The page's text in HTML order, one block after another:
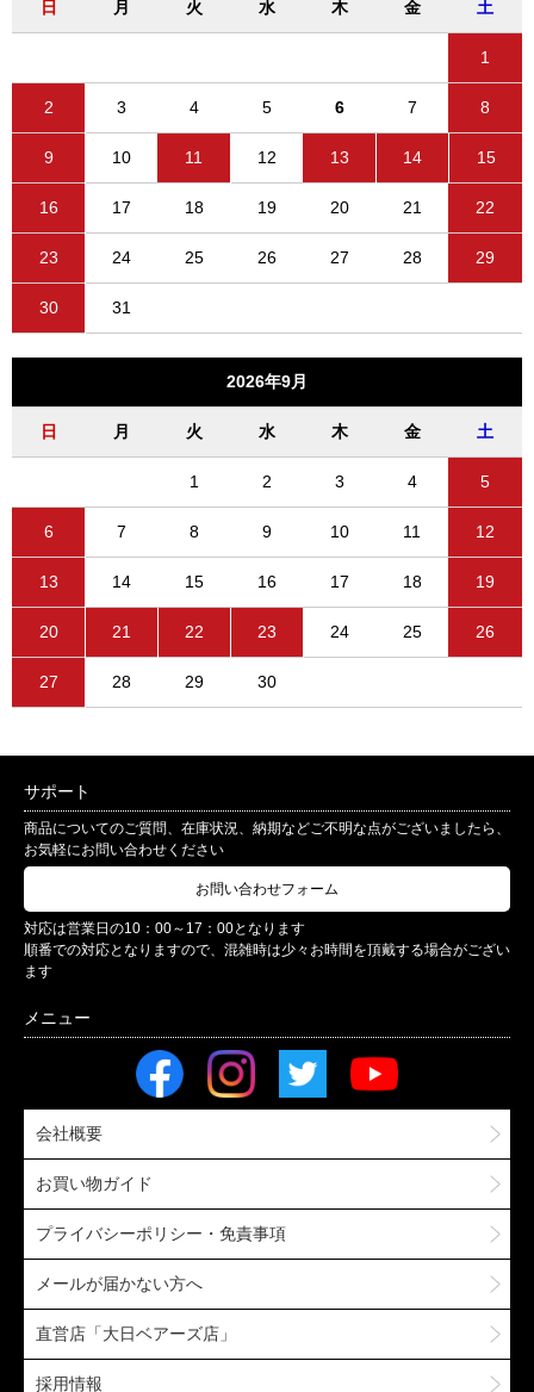
日 月 火 水 木 金 土
1
2 3 4 5 6 7 8
9 10 11 12 13 14 15
16 17 18 19 20 21 22
23 24 25 26 27 28 29
30 31
2026年9月
日 月 火 水 木 金 土
1 2 3 4 5
6 7 8 9 10 11 12
13 14 15 16 17 18 19
20 21 22 23 24 25 26
27 28 29 30
サポート
商品についてのご質問、在庫状況、納期などご不明な点がございましたら、
お気軽にお問い合わせください
お問い合わせフォーム
対応は営業日の10：00～17：00となります
順番での対応となりますので、混雑時は少々お時間を頂戴する場合がござい
ます
会社概要
お買い物ガイド
プライバシーポリシー・免責事項
メールが届かない方へ
直営店「大日ベアーズ店」
採用情報